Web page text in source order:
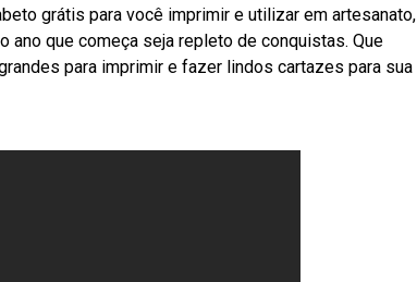
grátis para você imprimir e utilizar em artesanato,
ano que começa seja repleto de conquistas. Que
para imprimir e fazer lindos cartazes para sua